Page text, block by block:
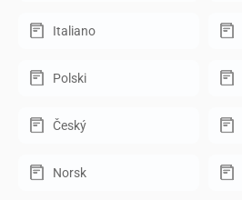
Italiano
Polski
Český
Norsk